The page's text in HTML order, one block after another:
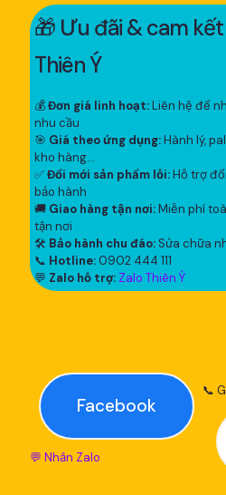
🎁 Ưu đãi & cam
Thiên Ý
💰Đơn giá linh hoạt:Liên hệ để
nhu cầu
🎯 Giá theo ứng dụng:Hành lý,
kho hàng...
✅Đổi mới sản phẩm lỗi:Hỗ trợ
bảo hành
🚚 Giao hàng tận nơi:Miễn phí
tận nơi
🛠 Bảo hành chu đáo: Sửa chữa
📞 Hotline: 0902 444 111
💬 Zalo hỗ trợ: Zalo Thiên Ý
Facebook
💬 Nhắn Zalo
📞